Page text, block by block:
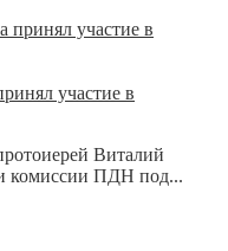
участие в
Виталий
комиссии ПДН под...